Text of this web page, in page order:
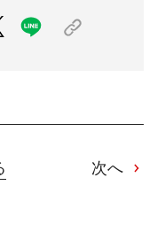
次へ